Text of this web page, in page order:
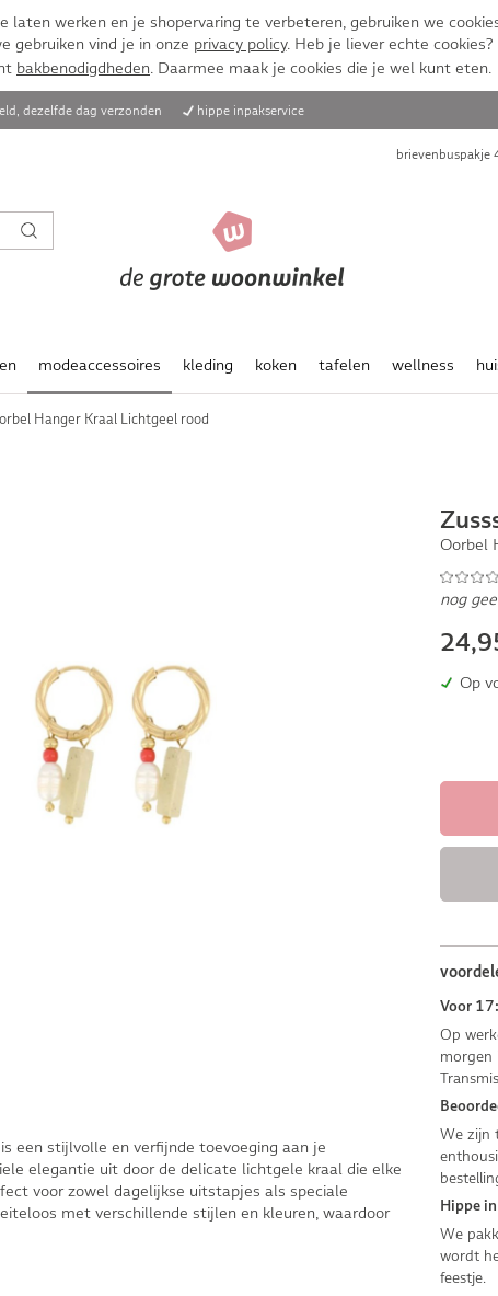
laten werken en je shopervaring te verbeteren, gebruiken we
gebruiken vind je in onze privacy policy. Heb je liever echte
bakbenodigdheden. Daarmee maak je cookies die je wel kunt eten.
dezelfde dag verzonden hippe inpakservice
modeaccessoires kleding koken tafelen wellness
Hanger Kraal Lichtgeel rood
een stijlvolle en verfijnde toevoeging aan je
elegantie uit door de delicate lichtgele kraal die elke
voor zowel dagelijkse uitstapjes als speciale
met verschillende stijlen en kleuren, waardoor
Oorbel
nog
Op
Voor
Op
morgen
We zijn
Hippe
We
wordt
feestje.